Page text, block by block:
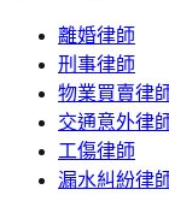
離婚律師
刑事律師
物業買賣律
交通意外律
工傷律師
漏水糾紛律